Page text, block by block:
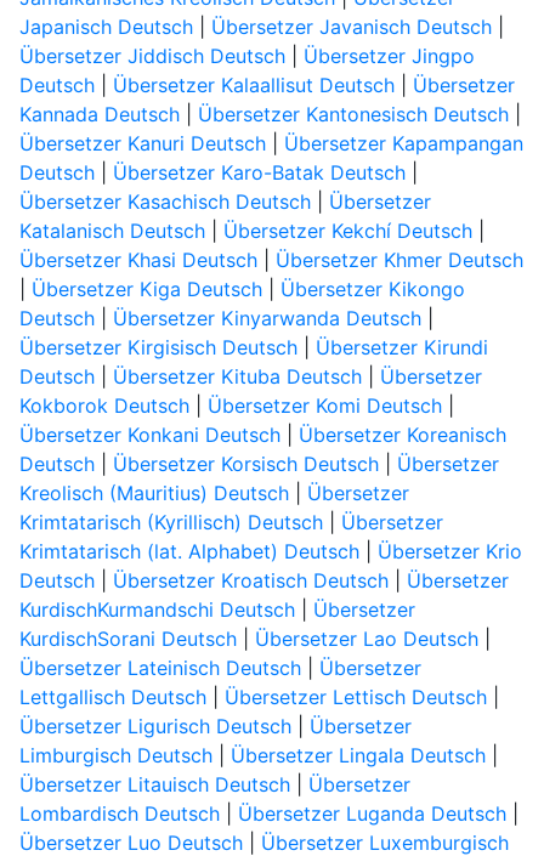
Japanisch Deutsch| Übersetzer Javanisch Deutsch|
Übersetzer Jiddisch Deutsch| Übersetzer Jingpo
Deutsch| Übersetzer Kalaallisut Deutsch| Übersetzer
Kannada Deutsch| Übersetzer Kantonesisch Deutsch|
Übersetzer Kanuri Deutsch| Übersetzer Kapampangan
Deutsch| Übersetzer Karo-Batak Deutsch|
Übersetzer Kasachisch Deutsch| Übersetzer
Katalanisch Deutsch| Übersetzer Kekchí Deutsch|
Übersetzer Khasi Deutsch| Übersetzer Khmer Deutsch
Übersetzer Kiga Deutsch| Übersetzer Kikongo
Deutsch| Übersetzer Kinyarwanda Deutsch|
Übersetzer Kirgisisch Deutsch| Übersetzer Kirundi
Deutsch| Übersetzer Kituba Deutsch| Übersetzer
Kokborok Deutsch| Übersetzer Komi Deutsch|
Übersetzer Konkani Deutsch| Übersetzer Koreanisch
Deutsch| Übersetzer Korsisch Deutsch| Übersetzer
Kreolisch (Mauritius) Deutsch| Übersetzer
Krimtatarisch (Kyrillisch) Deutsch| Übersetzer
Krimtatarisch (lat. Alphabet) Deutsch| Übersetzer Krio
Deutsch| Übersetzer Kroatisch Deutsch| Übersetzer
KurdischKurmandschi Deutsch| Übersetzer
KurdischSorani Deutsch| Übersetzer Lao Deutsch|
Übersetzer Lateinisch Deutsch| Übersetzer
Lettgallisch Deutsch| Übersetzer Lettisch Deutsch|
Übersetzer Ligurisch Deutsch| Übersetzer
Limburgisch Deutsch| Übersetzer Lingala Deutsch|
Übersetzer Litauisch Deutsch| Übersetzer
Lombardisch Deutsch| Übersetzer Luganda Deutsch|
Übersetzer Luo Deutsch| Übersetzer Luxemburgisch